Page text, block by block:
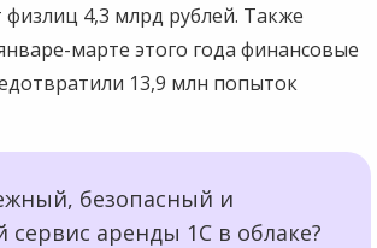
физлиц 4,3 млрд рублей. Также
марте этого года финансовые
13,9 млн попыток
безопасный и
сервис аренды 1С в облаке?